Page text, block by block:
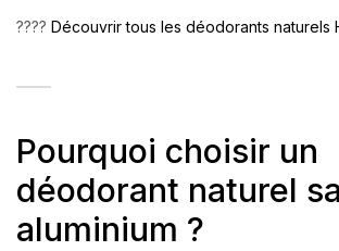
???? Découvrir tous les déodorants naturels
Pourquoi choisir un
déodorant naturel
aluminium ?